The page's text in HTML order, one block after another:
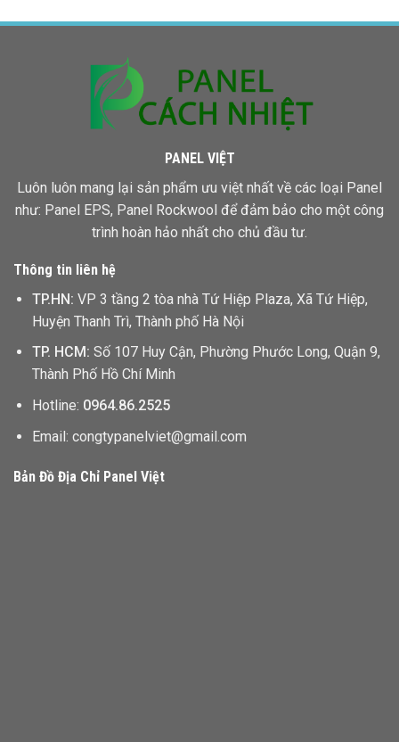
Nhiêu
Vuông
PANEL VIỆT
Luôn luôn mang lại sản phẩm ưu việt nhất về các loại Panel
như: Panel EPS, Panel Rockwool để đảm bảo cho một công
trình hoàn hảo nhất cho chủ đầu tư.
Thông tin liên hệ
TP.HN: VP 3 tầng 2 tòa nhà Tứ Hiệp Plaza, Xã Tứ Hiệp,
Huyện Thanh Trì, Thành phố Hà Nội
TP. HCM: Số 107 Huy Cận, Phường Phước Long, Quận 9,
Thành Phố Hồ Chí Minh
Hotline: 0964.86.2525
Email: congtypanelviet@gmail.com
Bản Đồ Địa Chỉ Panel Việt